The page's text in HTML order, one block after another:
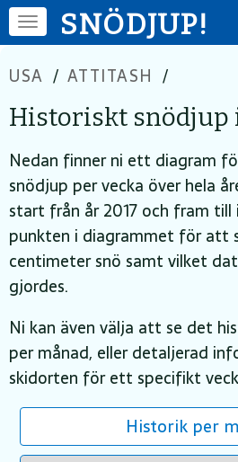
SNÖDJUP!
USA / ATTITASH /
Historiskt snödjup
Nedan finner ni ett diagram
snödjup per vecka över hela
start från år 2017 och fram till
punkten i diagrammet för att
centimeter snö samt vilket
gjordes.
Ni kan även välja att se det
per månad, eller detaljerad
skidorten för ett specifikt
Historik per